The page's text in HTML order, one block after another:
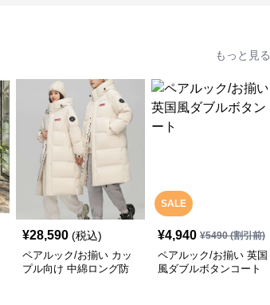
もっと見る
¥28,590 (税込)
ペアルック/お揃い カッ
プル向け 中綿ロング防
SALE
¥4,940 ¥5490(割引前)
ペアルック/お揃い 英国
風ダブルボタンコート